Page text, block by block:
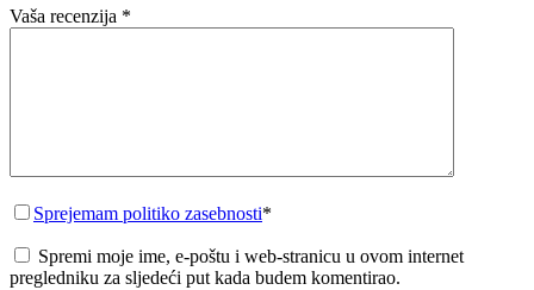
Vaša recenzija *
Sprejemam politiko zasebnosti*
Spremi moje ime, e-poštu i web-stranicu u ovom internet
pregledniku za sljedeći put kada budem komentirao.